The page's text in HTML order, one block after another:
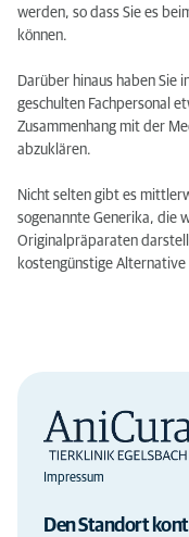
werden, so dass Sie es
können.
Darüber hinaus haben Sie
geschulten Fachpersonal
Zusammenhang mit der
abzuklären.
Nicht selten gibt es
sogenannte Generika, die
Originalpräparaten
kostengünstige
Impressum
Den Standort